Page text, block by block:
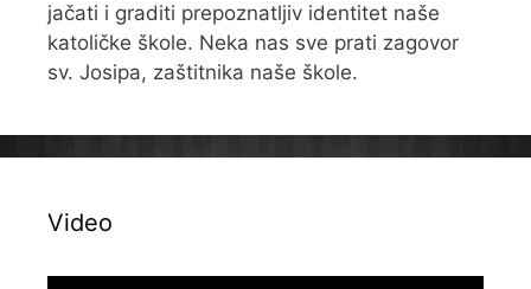
jačati i graditi prepoznatljiv identitet naše
katoličke škole. Neka nas sve prati zagovor
sv. Josipa, zaštitnika naše škole.
Video